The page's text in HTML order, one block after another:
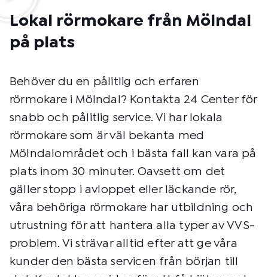
Lokal rörmokare från Mölndal
på plats
Behöver du en pålitlig och erfaren
rörmokare i Mölndal? Kontakta 24 Center för
snabb och pålitlig service. Vi har lokala
rörmokare som är väl bekanta med
Mölndalområdet och i bästa fall kan vara på
plats inom 30 minuter. Oavsett om det
gäller stopp i avloppet eller läckande rör,
våra behöriga rörmokare har utbildning och
utrustning för att hantera alla typer av VVS-
problem. Vi strävar alltid efter att ge våra
kunder den bästa servicen från början till